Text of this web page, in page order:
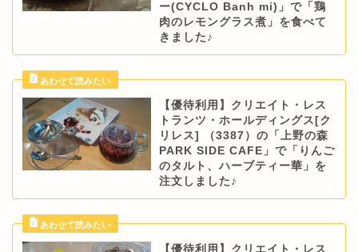
ー(CYCLO Banh mi)」で「鶏
肉のレモングラス煮」を食べて
きました♪
【優待利用】クリエイト・レス
トランツ・ホールディングス[ク
リレス] （3387）の「上野の森
PARK SIDE CAFE」で「りんご
のタルト、ハーブティー華」を
注文しました♪
【優待利用】クリエイト・レス